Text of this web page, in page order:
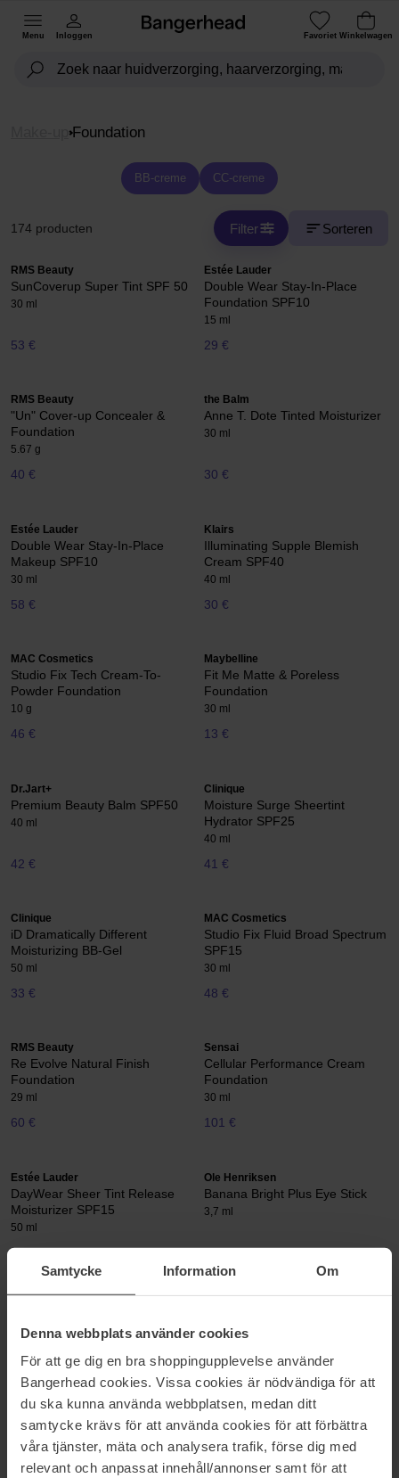
Samtycke Information Om
Denna webbplats använder cookies
För att ge dig en bra shoppingupplevelse använder
Bangerhead cookies. Vissa cookies är nödvändiga för att
du ska kunna använda webbplatsen, medan ditt
samtycke krävs för att använda cookies för att förbättra
våra tjänster, mäta och analysera trafik, förse dig med
relevant och anpassat innehåll/annonser samt för att
Menu Inloggen Favoriet Winkelwagen
Foundation
BB-creme CC-creme
174 producten Filter Sorteren
RMS Beauty
SunCoverup Super Tint SPF 50
30 ml
53 €
Estée Lauder
Double Wear Stay-In-Place
Foundation SPF10
15 ml
29 €
RMS Beauty
"Un" Cover-up Concealer &
Foundation
5.67 g
40 €
the Balm
Anne T. Dote Tinted Moisturizer
30 ml
30 €
Estée Lauder
Double Wear Stay-In-Place
Makeup SPF10
30 ml
58 €
Klairs
Illuminating Supple Blemish
Cream SPF40
40 ml
30 €
MAC Cosmetics
Studio Fix Tech Cream-To-
Powder Foundation
10 g
46 €
Maybelline
Fit Me Matte & Poreless
Foundation
30 ml
13 €
Dr.Jart+
Premium Beauty Balm SPF50
40 ml
42 €
Clinique
Moisture Surge Sheertint
Hydrator SPF25
40 ml
41 €
Clinique
iD Dramatically Different
Moisturizing BB-Gel
50 ml
33 €
MAC Cosmetics
Studio Fix Fluid Broad Spectrum
SPF15
30 ml
48 €
RMS Beauty
Re Evolve Natural Finish
Foundation
29 ml
60 €
Sensai
Cellular Performance Cream
Foundation
30 ml
101 €
Estée Lauder
DayWear Sheer Tint Release
Moisturizer SPF15
50 ml
66 €
Ole Henriksen
Banana Bright Plus Eye Stick
3,7 ml
35 €
Foundation
30 ml
19 €
30 ml
42 €
MISSHA
M Perfect Cover BB Cream
SPF42/PA + + + Mini
Smoother Blurring Skin Tint
30 ml